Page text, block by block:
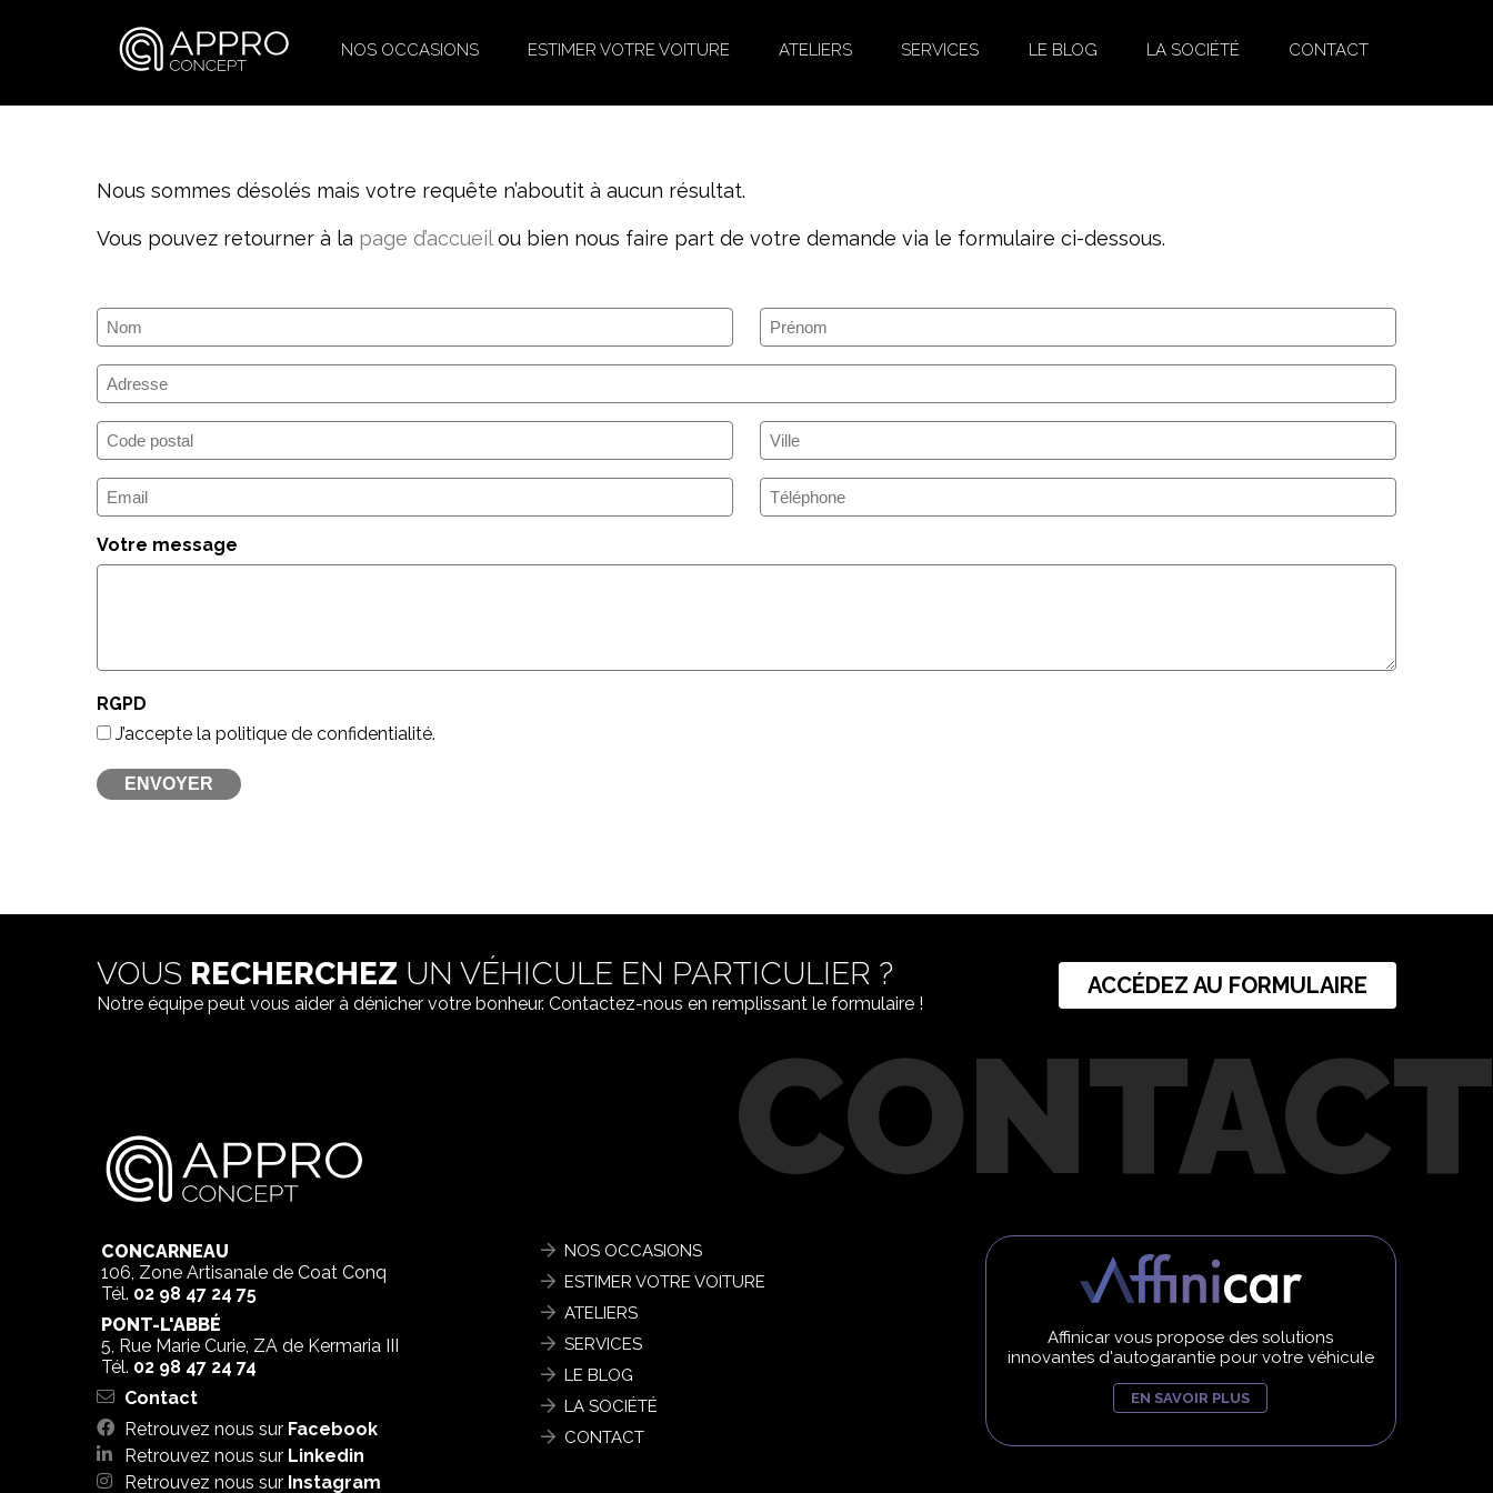
NOS OCCASIONS ESTIMER VOTRE VOITURE ATELIERS SERVICES LE BLOG LA SOCIÉTÉ CONTACT
Nous sommes désolés mais votre requête n’aboutit à aucun résultat.
Vous pouvez retourner à la page d’accueilou bien nous faire part de votre demande via le formulaire ci-dessous.
Nom Prénom
Adresse
Code
postal
Ville
E-
mail
Téléphone
Votre message
RGPD
J’accepte la politique de confidentialité.
VOUS RECHERCHEZ UN VÉHICULE EN PARTICULIER ?
Notre équipe peut vous aider à dénicher votre bonheur. Contactez-nous en remplissant le formulaire !
ACCÉDEZ AU FORMULAIRE
CONCARNEAU
106, Zone Artisanale de Coat Conq
Tél. 02 98 47 24 75
PONT-L'ABBÉ
5, Rue Marie Curie, ZA de Kermaria III
Tél. 02 98 47 24 74
Contact
Retrouvez nous sur Facebook
Retrouvez nous sur Linkedin
Retrouvez nous sur Instagram
NOS OCCASIONS
ESTIMER VOTRE VOITURE
ATELIERS
SERVICES
LE BLOG
LA SOCIÉTÉ
CONTACT
Affinicar vous propose des solutions
innovantes d'autogarantie pour votre véhicule
EN SAVOIR PLUS